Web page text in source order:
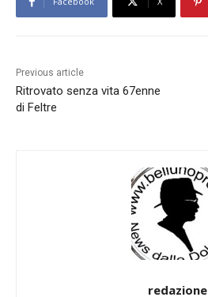
Previous article
Ritrovato senza vita 67enne
di Feltre
redazione